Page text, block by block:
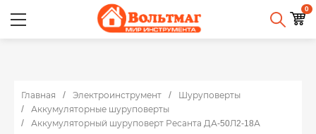
0
Главная Электроинструмент
Шуруповерты
Аккумуляторные шуруповерты
Аккумуляторный шуруповерт Ресанта ДА-50Л2-18А